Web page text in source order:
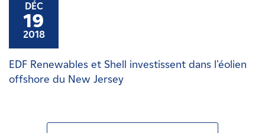
DÉC
19
2018
EDF Renewables et Shell investissent dans l'éolien
offshore du New Jersey